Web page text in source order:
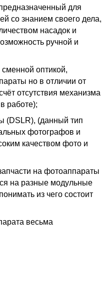
для
со знанием своего дела,
насадок и
ручной и
оптикой,
но в отличии от
отсутствия механизма
работе);
(DSLR), (данный тип
фотографов и
качеством фото и
на фотоаппараты
на разные модульные
из чего состоит
весьма